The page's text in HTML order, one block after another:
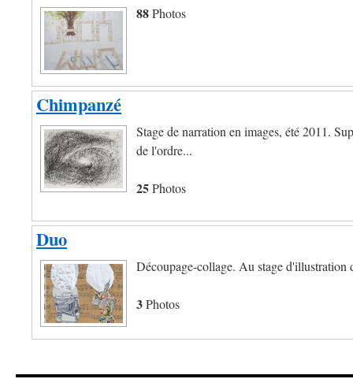
88Photos
Chimpanzé
Stage de narration en images, été 2011.
de l'ordre...
25Photos
Duo
Découpage-collage. Au stage
3Photos